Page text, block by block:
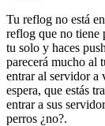
Tu reflog no está
reflog que no tiene
tu solo y haces
parecerá mucho al
entrar al servidor
espera, que estás
entrar a sus
perros ¿no?.